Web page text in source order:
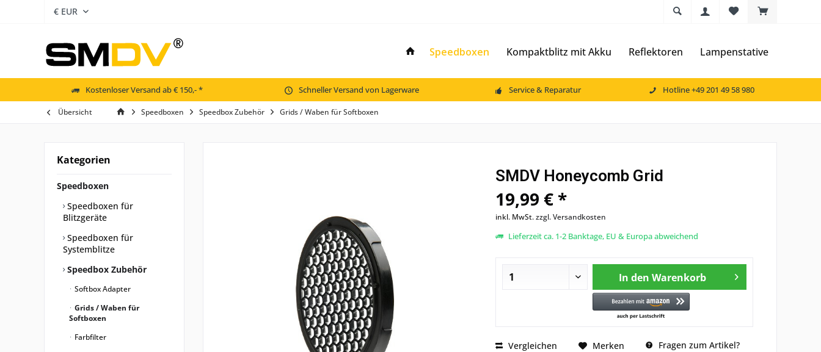
Speedboxen Kompaktblitz mit Akku Reflektoren Lampenstative
Kostenloser Versand ab € 150,- * Schneller Versand von Lagerware Service & Reparatur Hotline +49 201 49 58 980
Übersicht Speedboxen Speedbox Zubehör Grids / Waben für Softboxen
Kategorien
Speedboxen
Speedboxen für
Blitzgeräte
Speedboxen für
Systemblitze
Speedbox Zubehör
Softbox Adapter
Grids / Waben für
Softboxen
Farbfilter
SMDV Honeycomb Grid
19,99 € *
inkl. MwSt.zzgl. Versandkosten
Lieferzeit ca. 1-2 Banktage, EU & Europa abweichend
In den Warenkorb
Vergleichen Merken
Fragen zum Artikel?